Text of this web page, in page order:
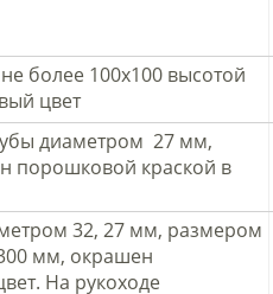
более 100х100 высотой
цвет
диаметром 27 мм,
порошковой краской в
32, 27 мм, размером
мм, окрашен
На рукоходе